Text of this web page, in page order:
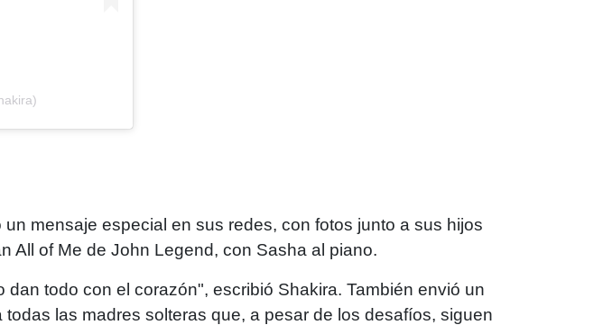
mensaje especial en sus redes, con fotos junto a sus hijos
All of Me de John Legend, con Sasha al piano.
todo con el corazón", escribió Shakira. También envió un
las madres solteras que, a pesar de los desafíos, siguen